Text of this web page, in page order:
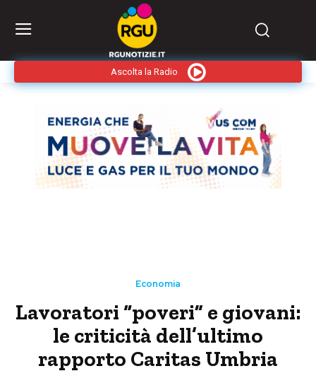
Ascolta la Radio
Economia
Lavoratori “poveri” e giovani:
le criticità dell’ultimo
rapporto Caritas Umbria